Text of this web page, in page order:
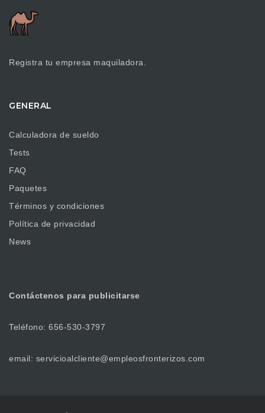
Registra tu empresa maquiladora.
GENERAL
Calculadora de sueldo
Tests
FAQ
Paquetes
Términos y condiciones
Política de privacidad
News
Contáctenos para publicitarse
Teléfono: 656-530-3797
email: servicioalcliente@empleosfronterizos.com